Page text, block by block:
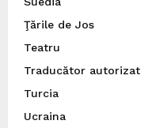
Ţările de Jos
Teatru
Traducător autorizat
Turcia
Ucraina